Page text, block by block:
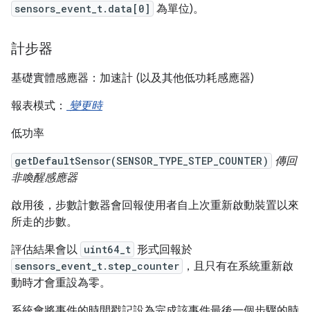
sensors_event_t.data[0] 為單位)。
計步器
基礎實體感應器：加速計 (以及其他低功耗感應器)
報表模式：
變更時
低功率
getDefaultSensor(SENSOR_TYPE_STEP_COUNTER)
傳回
非喚醒感應器
啟用後，步數計數器會回報使用者自上次重新啟動裝置以來
所走的步數。
評估結果會以 uint64_t 形式回報於
sensors_event_t.step_counter
，且只有在系統重新啟
動時才會重設為零。